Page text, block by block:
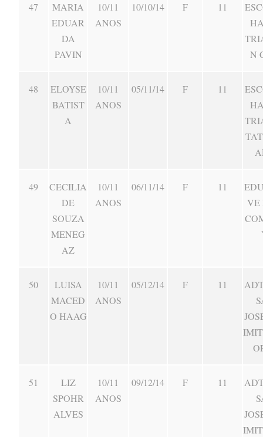
47
MARIA
EDUAR
DA
PAVIN
10/11
ANOS
10/10/14 F 11
N
48
ELOYSE
BATIST
A
10/11
ANOS
05/11/14 F 11
49
CECILIA
DE
SOUZA
MENEG
AZ
10/11
ANOS
06/11/14 F 11
VE
50
LUISA
MACED
O HAAG
10/11
ANOS
05/12/14 F 11
51
LIZ
SPOHR
ALVES
10/11
ANOS
09/12/14 F 11